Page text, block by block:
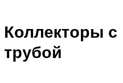
Коллекторы с
трубой